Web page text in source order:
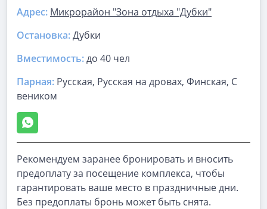
Адрес: Микрорайон "Зона отдыха "Дубки"
Остановка:Дубки
Вместимость:до 40 чел
Парная: Русская, Русская на дровах, Финская, С
веником
Рекомендуем заранее бронировать и вносить
предоплату за посещение комплекса, чтобы
гарантировать ваше место в праздничные дни.
Без предоплаты бронь может быть снята.